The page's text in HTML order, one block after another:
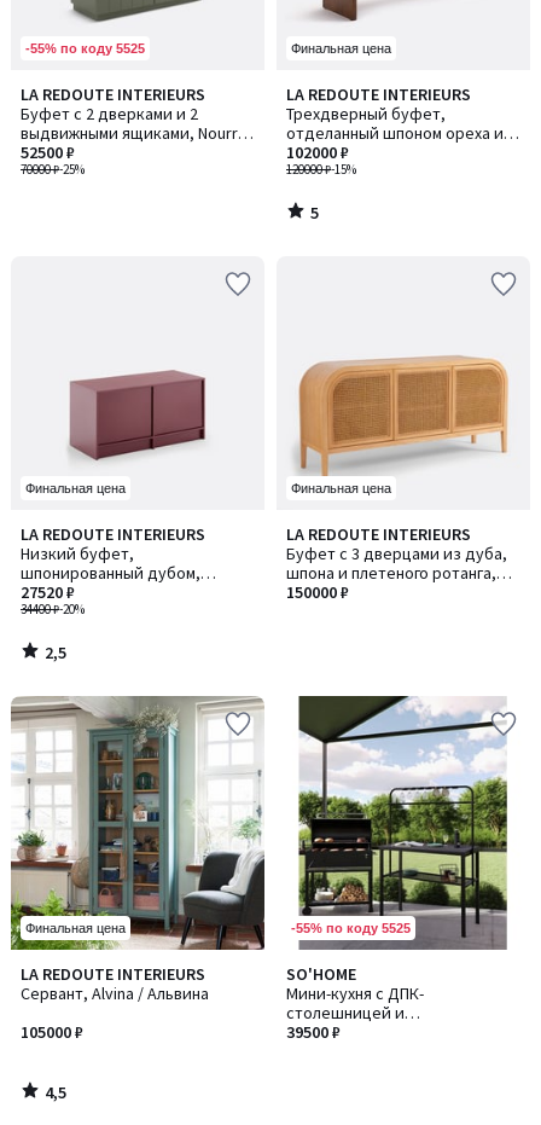
-55% по коду 5525
LA REDOUTE INTERIEURS
Буфет с 2 дверками и 2
выдвижными ящиками, Nourry
/ Нурри
70000 ₽-25%
52500 ₽
Финальная цена
LA REDOUTE INTERIEURS
Трехдверный буфет,
отделанный шпоном ореха и
рифленым стеклом, Dello /
Делло
120000 ₽-15%
102000 ₽
5
/
5
5
/
Финальная цена
LA REDOUTE INTERIEURS
Низкий буфет,
шпонированный дубом,
SENSSIA / СЕНССИЯ
34400 ₽-20%
27520 ₽
2,5
/ 5
2,5
/
Финальная цена
LA REDOUTE INTERIEURS
Буфет с 3 дверцами из дуба,
шпона и плетеного ротанга,
MADARA / МАДАРА
150000 ₽
Финальная цена
LA REDOUTE INTERIEURS
Cервант, Alvina / Альвина
105000 ₽
4,5
/ 5
4,5
/
-55% по коду 5525
SO'HOME
Мини-кухня с ДПК-
столешницей и
металлическим каркасом
39500 ₽